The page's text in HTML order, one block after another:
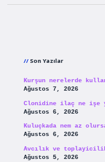
Son Yazılar
Kurşun nerelerde
Ağustos 7, 2026
Clonidine ilaç ne işe
Ağustos 6, 2026
Kuluçkada nem az
Ağustos 6, 2026
Avcılık ve toplayicilik
Ağustos 5, 2026